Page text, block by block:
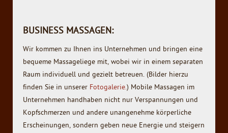
BUSINESS MASSAGEN:
Wir kommen zu Ihnen ins Unternehmen und bringen eine
bequeme Massageliege mit, wobei wir in einem separaten
Raum individuell und gezielt betreuen. (Bilder hierzu
finden Sie in unserer Fotogalerie.) Mobile Massagen im
Unternehmen handhaben nicht nur Verspannungen und
Kopfschmerzen und andere unangenehme körperliche
Erscheinungen, sondern geben neue Energie und steigern